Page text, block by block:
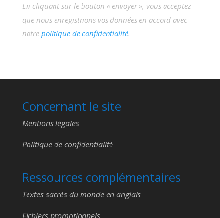
En cliquant sur le bouton « envoyer », vous acceptez
que nous enregistrions vos données en accord avec
notre politique de confidentialité.
Concernant le site
Mentions légales
Politique de confidentialité
Ressources complémentaires
Textes sacrés du monde en anglais
Fichiers promotionnels